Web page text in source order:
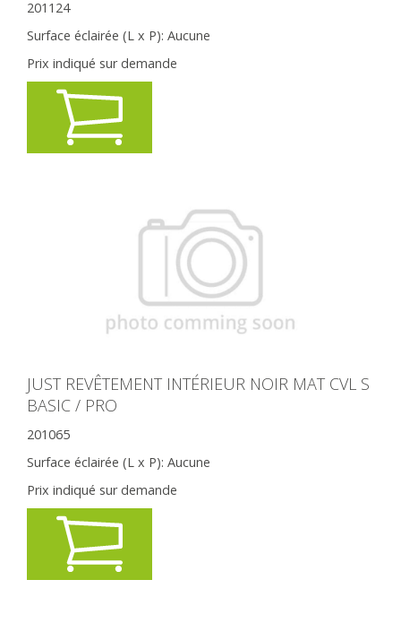
201124
Surface éclairée (L x P): Aucune
Prix indiqué sur demande
JUST REVÊTEMENT INTÉRIEUR NOIR MAT CVL S
BASIC / PRO
201065
Surface éclairée (L x P): Aucune
Prix indiqué sur demande